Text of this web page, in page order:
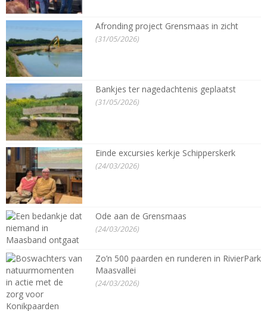
Afronding project Grensmaas in zicht
(31/05/2026)
Bankjes ter nagedachtenis geplaatst
(31/05/2026)
Einde excursies kerkje Schipperskerk
(24/03/2026)
Ode aan de Grensmaas
(24/03/2026)
Zo’n 500 paarden en runderen in RivierPark
Maasvallei
(24/03/2026)